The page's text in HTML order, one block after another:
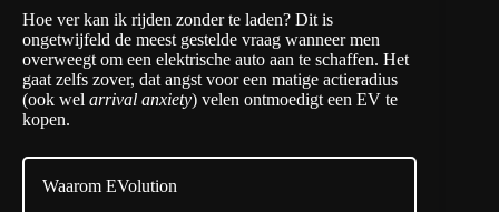
Hoe ver kan ik rijden zonder te laden? Dit is
ongetwijfeld de meest gestelde vraag wanneer men
overweegt om een elektrische auto aan te schaffen. Het
gaat zelfs zover, dat angst voor een matige actieradius
(ook wel arrival anxiety) velen ontmoedigt een EV te
kopen.
Waarom EVolution